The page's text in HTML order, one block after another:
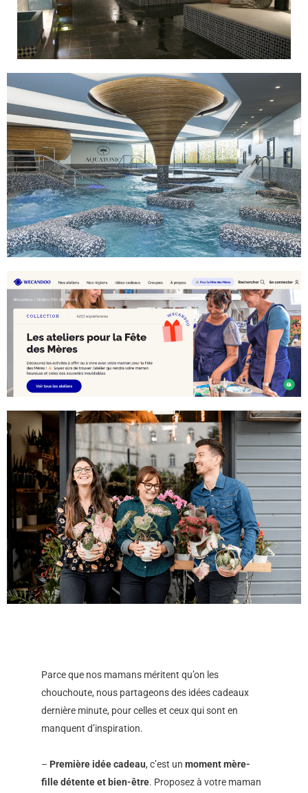
Parce que nos mamans méritent qu’on les
chouchoute, nous partageons des idées cadeaux
dernière minute, pour celles et ceux qui sont en
manquent d’inspiration.
– Première idée cadeau, c’est un moment mère-
fille détente et bien-être. Proposez à votre maman